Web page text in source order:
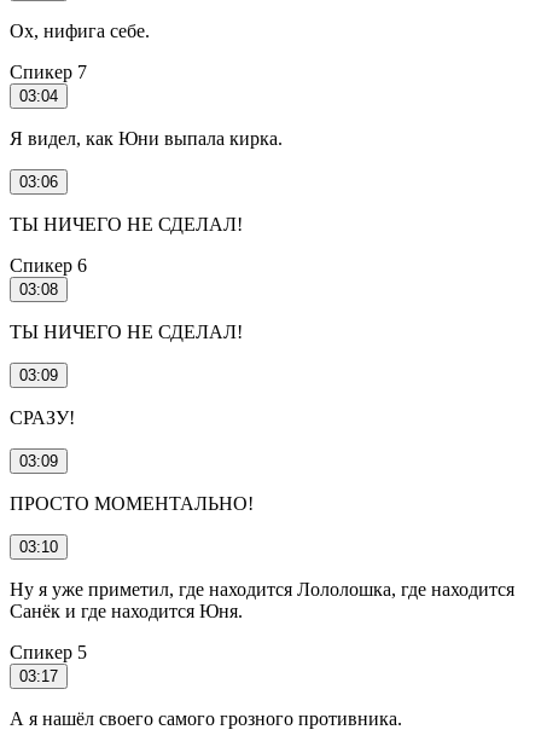
Ох, нифига себе.
Спикер 7
03:04
Я видел, как Юни выпала кирка.
03:06
ТЫ НИЧЕГО НЕ СДЕЛАЛ!
Спикер 6
03:08
ТЫ НИЧЕГО НЕ СДЕЛАЛ!
03:09
СРАЗУ!
03:09
ПРОСТО МОМЕНТАЛЬНО!
03:10
Ну я уже приметил, где находится Лололошка, где находится
Санёк и где находится Юня.
Спикер 5
03:17
А я нашёл своего самого грозного противника.